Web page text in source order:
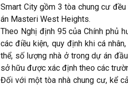
Smart City gồm 3 tòa chung cư
án Masteri West Heights.
Theo Nghị định 95 của Chính phủ
các điều kiện, quy định khi cá
thể, số lượng nhà ở trong dự án
sở hữu được xác định theo các
Đối với một tòa nhà chung cư, kể